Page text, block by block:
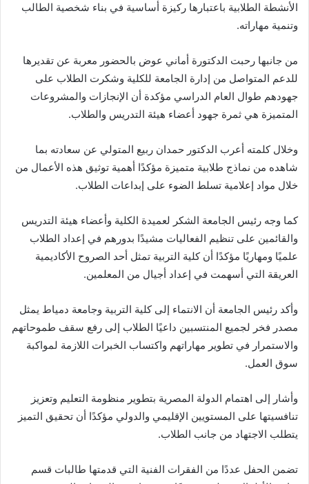
الأنشطة الطلابية باعتبارها ركيزة أساسية في بناء شخصية الطالب
وتنمية مهاراته.
من جانبها رحبت الدكتورة أماني عوض بالحضور معربة عن تقديرها
للدعم المتواصل من إدارة الجامعة للكلية وشكرت الطلاب على
جهودهم طوال العام الدراسي مؤكدة أن الإنجازات والمشروعات
المتميزة هي ثمرة جهود أعضاء هيئة التدريس والطلاب.
وخلال كلمته أعرب الدكتور حمدان ربيع المتولي عن سعادته بما
شاهده من نماذج طلابية متميزة مؤكدًا أهمية توثيق هذه الأعمال من
خلال مواد إعلامية تسلط الضوء على إبداعات الطلاب.
كما وجه رئيس الجامعة الشكر لعميدة الكلية وأعضاء هيئة التدريس
والقائمين على تنظيم الفعاليات مشيدًا بدورهم في إعداد الطلاب
علميًا ومهاريًا مؤكدًا أن كلية التربية تمثل أحد الصروح الأكاديمية
العريقة التي أسهمت في إعداد أجيال من المعلمين.
وأكد رئيس الجامعة أن الانتماء إلى كلية التربية وجامعة دمياط يمثل
مصدر فخر لجميع المنتسبين داعيًا الطلاب إلى رفع سقف طموحاتهم
والاستمرار في تطوير مهاراتهم واكتساب الخبرات اللازمة لمواكبة
سوق العمل.
وأشار إلى اهتمام الدولة المصرية بتطوير منظومة التعليم وتعزيز
تنافسيتها على المستويين الإقليمي والدولي مؤكدًا أن تحقيق التميز
يتطلب الاجتهاد من جانب الطلاب.
تضمن الحفل عددًا من الفقرات الفنية التي قدمتها طالبات قسم